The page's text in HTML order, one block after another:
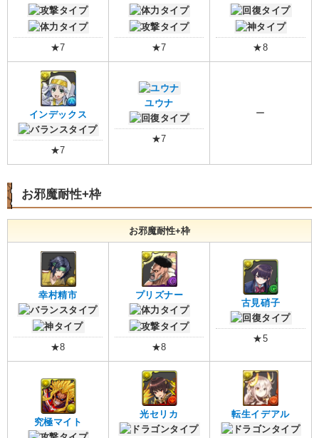
★7 ★7 ★8
インデックス
★7
ユウナ
★7
ー
お邪魔耐性+枠
お邪魔耐性+枠
幸村精市
★8
プリズナー
★8
古見硝子
★5
究極マイト
光セリカ 転生イデアル